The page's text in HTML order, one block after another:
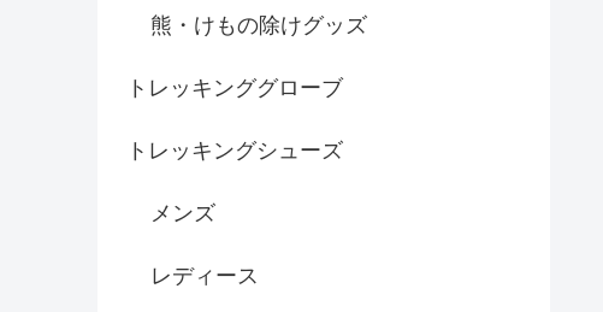
熊・けもの除けグッズ
トレッキンググローブ
トレッキングシューズ
メンズ
レディース